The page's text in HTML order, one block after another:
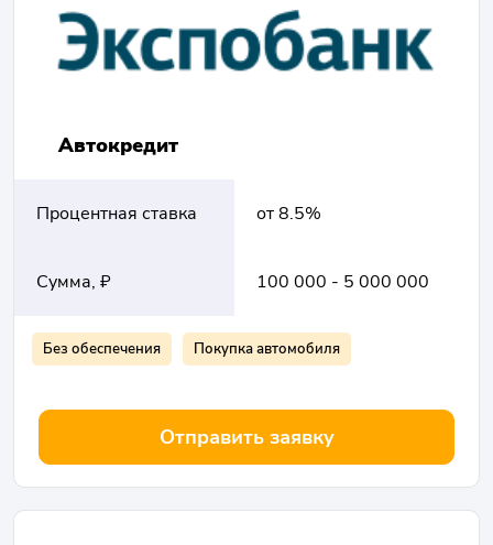
Автокредит
Процентная ставка от 8.5%
Сумма, ₽ 100 000 - 5 000 000
Без обеспечения Покупка автомобиля
Отправить заявку